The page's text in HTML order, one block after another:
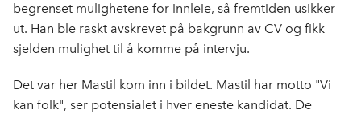
begrenset mulighetene for innleie, så fremtiden usikker
ut. Han ble raskt avskrevet på bakgrunn av CV og fikk
sjelden mulighet til å komme på intervju.
Det var her Mastil kom inn i bildet. Mastil har motto "Vi
kan folk", ser potensialet i hver eneste kandidat. De